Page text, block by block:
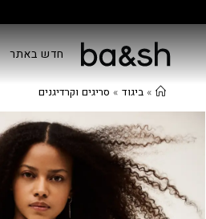
חדש באתר
» ביגוד » סריגים וקרדיגנים